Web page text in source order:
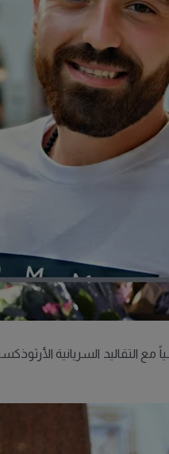
التقاليد السريانية